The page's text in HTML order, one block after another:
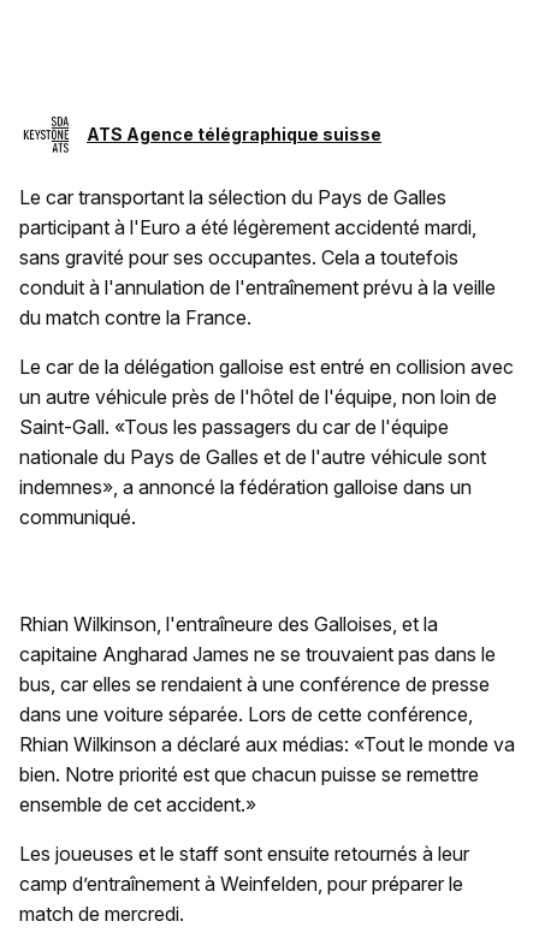
ATS Agence télégraphique suisse
Le car transportant la sélection du Pays de Galles
participant à l'Euro a été légèrement accidenté mardi,
sans gravité pour ses occupantes. Cela a toutefois
conduit à l'annulation de l'entraînement prévu à la veille
du match contre la France.
Le car de la délégation galloise est entré en collision avec
un autre véhicule près de l'hôtel de l'équipe, non loin de
Saint-Gall. «Tous les passagers du car de l'équipe
nationale du Pays de Galles et de l'autre véhicule sont
indemnes», a annoncé la fédération galloise dans un
communiqué.
Rhian Wilkinson, l'entraîneure des Galloises, et la
capitaine Angharad James ne se trouvaient pas dans le
bus, car elles se rendaient à une conférence de presse
dans une voiture séparée. Lors de cette conférence,
Rhian Wilkinson a déclaré aux médias: «Tout le monde va
bien. Notre priorité est que chacun puisse se remettre
ensemble de cet accident.»
Les joueuses et le staff sont ensuite retournés à leur
camp d’entraînement à Weinfelden, pour préparer le
match de mercredi.